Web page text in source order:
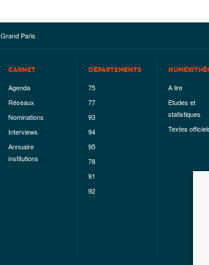
Grand Paris
CARNET
Agenda
Réseaux
Nominations
Interviews
Annuaire
institutions
DÉPARTEMENTS
75
77
93
94
95
78
91
92
A lire
Etudes et
statistiques
Textes